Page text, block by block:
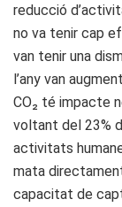
reducció
no va tenir cap
van tenir una
l’any van
CO₂ té impacte
voltant del 23%
activitats
mata
capacitat de